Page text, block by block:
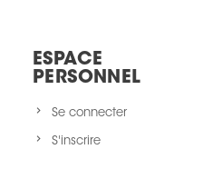
ESPACE
PERSONNEL
Se connecter
S'inscrire